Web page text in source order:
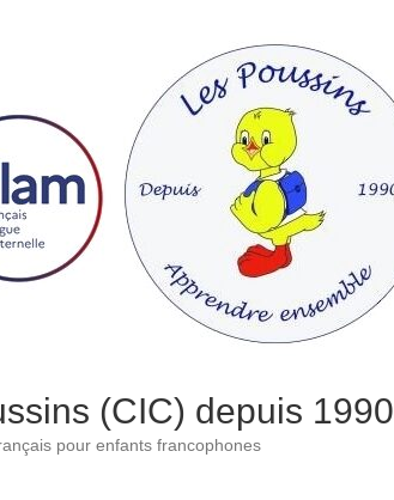
(CIC) depuis 1990
pour enfants francophones